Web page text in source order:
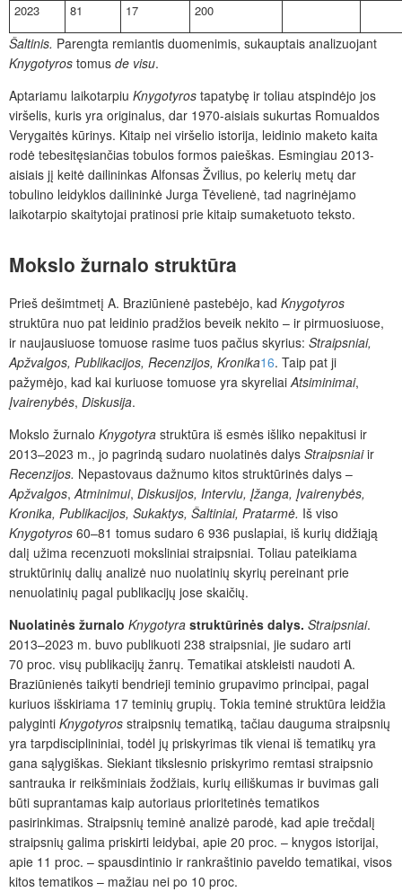
2023
81 17 200
Šaltinis. Parengta remiantis duomenimis, sukauptais analizuojant
Knygotyros tomus de visu.
Aptariamu laikotarpiu Knygotyros tapatybę ir toliau atspindėjo jos
viršelis, kuris yra originalus, dar 1970-aisiais sukurtas Romualdos
Verygaitės kūrinys. Kitaip nei viršelio istorija, leidinio maketo kaita
rodė tebesitęsiančias tobulos formos paieškas. Esmingiau 2013-
aisiais jį keitė dailininkas Alfonsas Žvilius, po kelerių metų dar
tobulino leidyklos dailininkė Jurga Tėvelienė, tad nagrinėjamo
laikotarpio skaitytojai pratinosi prie kitaip sumaketuoto teksto.
Mokslo žurnalo struktūra
Prieš dešimtmetį A. Braziūnienė pastebėjo, kad Knygotyros
struktūra nuo pat leidinio pradžios beveik nekito – ir pirmuosiuose,
ir naujausiuose tomuose rasime tuos pačius skyrius: Straipsniai,
Apžvalgos, Publikacijos, Recenzijos, Kronika16. Taip pat ji
pažymėjo, kad kai kuriuose tomuose yra skyreliaiAtsiminimai,
Įvairenybės, Diskusija.
Mokslo žurnalo Knygotyra struktūra iš esmės išliko nepakitusi ir
2013–2023 m., jo pagrindą sudaro nuolatinės dalys Straipsniaiir
Recenzijos. Nepa­stovaus dažnumo kitos struktūrinės dalys –
Apžvalgos,Atminimui, Diskusijos, Interviu, Įžanga, Įvairenybės,
Kronika, Publikacijos, Sukaktys, Šaltiniai, Pratarmė. Iš viso
Knygotyros 60–81 tomus sudaro 6 936 puslapiai, iš kurių didžiąją
dalį užima recenzuoti moksliniai straipsniai. Toliau pateikiama
struktūrinių dalių analizė nuo nuolatinių skyrių pereinant prie
nenuolatinių pagal publikacijų jose skaičių.
Nuolatinės žurnalo Knygotyra struktūrinės dalys. Straipsniai.
2013–2023 m. buvo publikuoti 238 straipsniai, jie sudaro arti
70 proc. visų publikacijų žanrų. Tematikai atskleisti naudoti A.
Braziūnienės taikyti bendrieji teminio grupavimo principai, pagal
kuriuos išskiriama 17 teminių grupių. Tokia teminė struktūra leidžia
palyginti Knygotyros straipsnių tematiką, tačiau dauguma straipsnių
yra tarpdisciplininiai, todėl jų priskyrimas tik vienai iš tematikų yra
gana sąlygiškas. Siekiant tikslesnio priskyrimo remtasi straipsnio
santrauka ir reikšminiais žodžiais, kurių eiliškumas ir buvimas gali
būti suprantamas kaip autoriaus prioritetinės tematikos
pasirinkimas. Straipsnių teminė analizė parodė, kad apie trečdalį
straipsnių galima priskirti leidybai, apie 20 proc. – knygos istorijai,
apie 11 proc. – spausdintinio ir rank­raštinio paveldo tematikai, visos
kitos tematikos – mažiau nei po 10 proc.